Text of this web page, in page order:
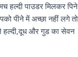
हल्दी पाउडर मिलकर पिने
पीने में अच्छा नहीं लगे तो
हल्दी,दूध और गुड का सेवन